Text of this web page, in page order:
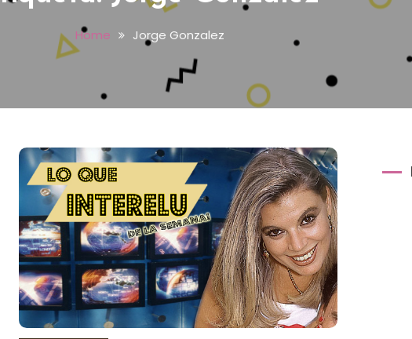
Home Jorge Gonzalez